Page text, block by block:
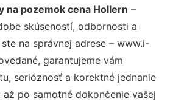
na pozemok cena Hollern –
skúseností, odbornosti a
na správnej adrese – www.i-
garantujeme vám
serióznosť a korektné jednanie
po samotné dokončenie vašej